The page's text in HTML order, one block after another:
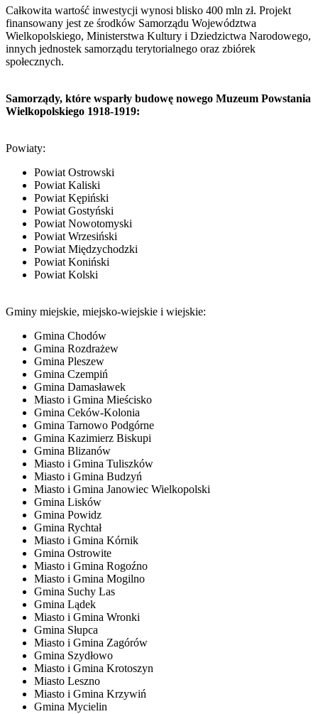
Całkowita wartość inwestycji wynosi blisko 400 mln zł. Projekt
finansowany jest ze środków Samorządu Województwa
Wielkopolskiego, Ministerstwa Kultury i Dziedzictwa Narodowego,
innych jednostek samorządu terytorialnego oraz zbiórek
społecznych.
Samorządy, które wsparły budowę nowego Muzeum Powstania
Wielkopolskiego 1918-1919:
Powiaty:
Powiat Ostrowski
Powiat Kaliski
Powiat Kępiński
Powiat Gostyński
Powiat Nowotomyski
Powiat Wrzesiński
Powiat Międzychodzki
Powiat Koniński
Powiat Kolski
Gminy miejskie, miejsko-wiejskie i wiejskie:
Gmina Chodów
Gmina Rozdrażew
Gmina Pleszew
Gmina Czempiń
Gmina Damasławek
Miasto i Gmina Mieścisko
Gmina Ceków-Kolonia
Gmina Tarnowo Podgórne
Gmina Kazimierz Biskupi
Gmina Blizanów
Miasto i Gmina Tuliszków
Miasto i Gmina Budzyń
Miasto i Gmina Janowiec Wielkopolski
Gmina Lisków
Gmina Powidz
Gmina Rychtał
Miasto i Gmina Kórnik
Gmina Ostrowite
Miasto i Gmina Rogoźno
Miasto i Gmina Mogilno
Gmina Suchy Las
Gmina Lądek
Miasto i Gmina Wronki
Gmina Słupca
Miasto i Gmina Zagórów
Gmina Szydłowo
Miasto i Gmina Krotoszyn
Miasto Leszno
Miasto i Gmina Krzywiń
Gmina Mycielin